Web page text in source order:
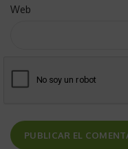
Web